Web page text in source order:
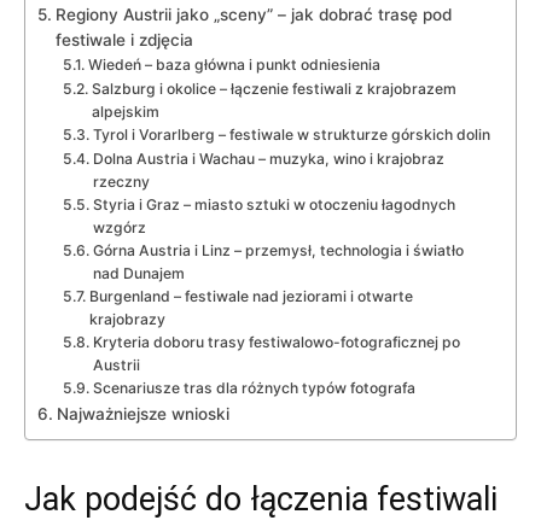
Regiony Austrii jako „sceny” – jak dobrać trasę pod
festiwale i zdjęcia
Wiedeń – baza główna i punkt odniesienia
Salzburg i okolice – łączenie festiwali z krajobrazem
alpejskim
Tyrol i Vorarlberg – festiwale w strukturze górskich dolin
Dolna Austria i Wachau – muzyka, wino i krajobraz
rzeczny
Styria i Graz – miasto sztuki w otoczeniu łagodnych
wzgórz
Górna Austria i Linz – przemysł, technologia i światło
nad Dunajem
Burgenland – festiwale nad jeziorami i otwarte
krajobrazy
Kryteria doboru trasy festiwalowo-fotograficznej po
Austrii
Scenariusze tras dla różnych typów fotografa
Najważniejsze wnioski
Jak podejść do łączenia festiwali